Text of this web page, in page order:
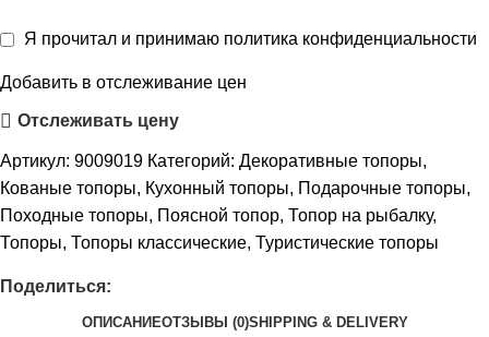
Я прочитал и принимаю политика конфиденциальности
Добавить в отслеживание цен
Отслеживать цену
Артикул: 9009019 Категорий: Декоративные топоры,
Кованые топоры, Кухонный топоры, Подарочные топоры,
Походные топоры, Поясной топор, Топор на рыбалку,
Топоры, Топоры классические, Туристические топоры
Поделиться:
ОПИСАНИЕОТЗЫВЫ (0)SHIPPING & DELIVERY